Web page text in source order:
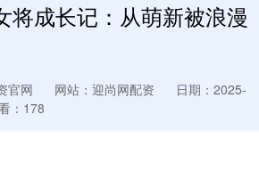
将成长记：从萌新被浪漫
官网 网站：迎尚网配资
日期：2025-
：178